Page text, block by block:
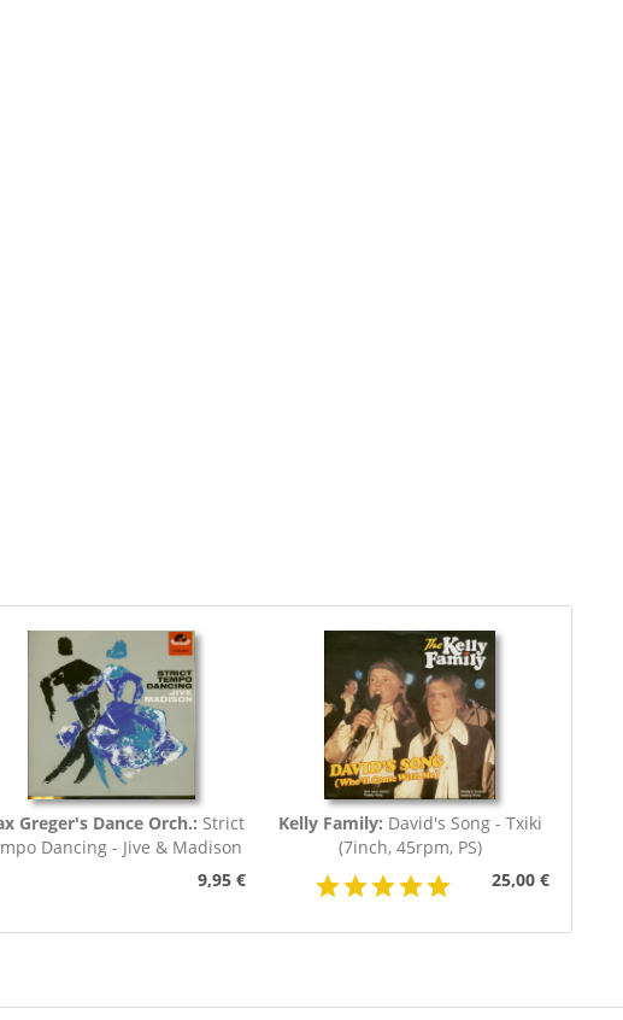
Greger's Dance Orch.: Strict
Dancing - Jive & Madison
9,95 €
Kelly Family: David's Song - Txiki
(7inch, 45rpm, PS)
25,00 €